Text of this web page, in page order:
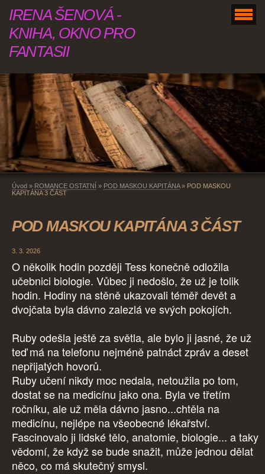
IRENA ŠENOVÁ -
KNIHA, OKNO PRO
FANTASII
Úvod » ROMANCE OSTATNÍ » POD MASKOU KAPITÁNA» POD MASKOU
KAPITÁNA 3 ČÁST
POD MASKOU KAPITÁNA 3 ČÁST
3. 3. 2026
O několik hodin později Tess konečně odložila
učebnici biologie. Vůbec ji nedošlo, že už je tolik
hodin. Hodiny na stěně ukazovali téměř devět a
dvojčata byla dávno zalezlá ve svých pokojích.
Ruby odešla ještě za světla, ale bylo ji jasné, že už
teď má na telefonu nejméně patnáct zpráv a deset
nepřijatých hovorů.
Ruby učení nikdy moc nedala, netoužila po tom,
dostat se na medicínu jako ona. Byla ve třetím
ročníku, ale už měla dávno jasno...chtěla na
medicínu, nejlépe na všeobecné lékařství.
Fascinovalo ji lidské tělo, anatomie, biologie... a taky
vědomí, že když se bude snažit, může jednou dělat
něco, co má skutečný smysl.